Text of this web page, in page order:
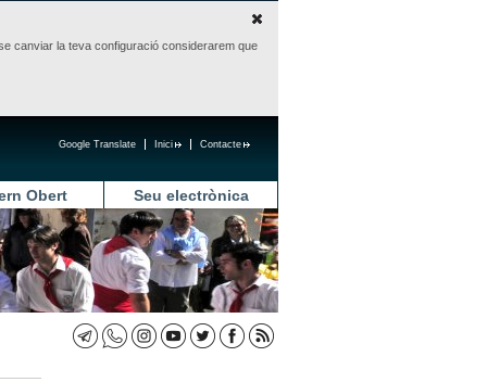
canviar la teva configuració considerarem que
Contacte
Inici
Google Translate
Obert Seu electrònica